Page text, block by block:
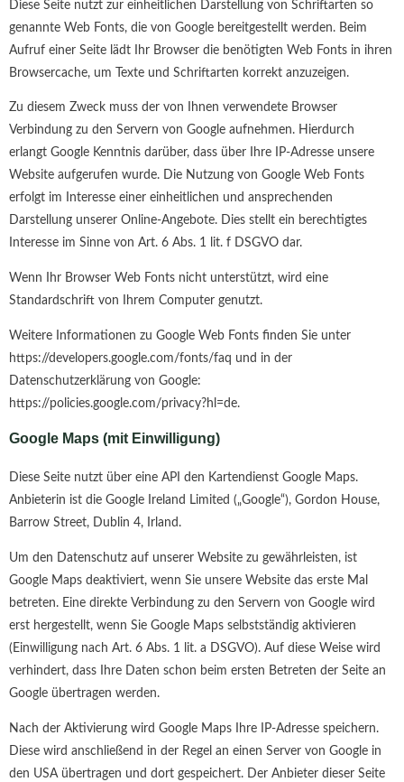
Diese Seite nutzt zur einheitlichen Darstellung von Schriftarten so
genannte Web Fonts, die von Google bereitgestellt werden. Beim
Aufruf einer Seite lädt Ihr Browser die benötigten Web Fonts in ihren
Browsercache, um Texte und Schriftarten korrekt anzuzeigen.
Zu diesem Zweck muss der von Ihnen verwendete Browser
Verbindung zu den Servern von Google aufnehmen. Hierdurch
erlangt Google Kenntnis darüber, dass über Ihre IP-Adresse unsere
Website aufgerufen wurde. Die Nutzung von Google Web Fonts
erfolgt im Interesse einer einheitlichen und ansprechenden
Darstellung unserer Online-Angebote. Dies stellt ein berechtigtes
Interesse im Sinne von Art. 6 Abs. 1 lit. f DSGVO dar.
Wenn Ihr Browser Web Fonts nicht unterstützt, wird eine
Standardschrift von Ihrem Computer genutzt.
Weitere Informationen zu Google Web Fonts finden Sie unter
https://developers.google.com/fonts/faq und in der
Datenschutzerklärung von Google:
https://policies.google.com/privacy?hl=de.
Google Maps (mit Einwilligung)
Diese Seite nutzt über eine API den Kartendienst Google Maps.
Anbieterin ist die Google Ireland Limited („Google“), Gordon House,
Barrow Street, Dublin 4, Irland.
Um den Datenschutz auf unserer Website zu gewährleisten, ist
Google Maps deaktiviert, wenn Sie unsere Website das erste Mal
betreten. Eine direkte Verbindung zu den Servern von Google wird
erst hergestellt, wenn Sie Google Maps selbstständig aktivieren
(Einwilligung nach Art. 6 Abs. 1 lit. a DSGVO). Auf diese Weise wird
verhindert, dass Ihre Daten schon beim ersten Betreten der Seite an
Google übertragen werden.
Nach der Aktivierung wird Google Maps Ihre IP-Adresse speichern.
Diese wird anschließend in der Regel an einen Server von Google in
den USA übertragen und dort gespeichert. Der Anbieter dieser Seite